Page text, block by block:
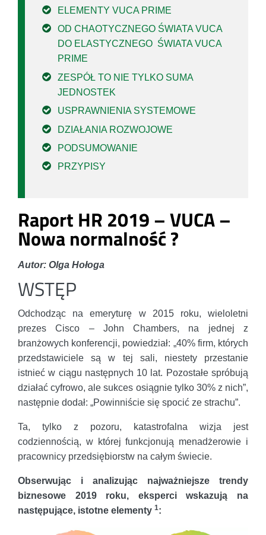
ELEMENTY VUCA PRIME
OD CHAOTYCZNEGO ŚWIATA VUCA
DO ELASTYCZNEGO ŚWIATA VUCA
PRIME
ZESPÓŁ TO NIE TYLKO SUMA
JEDNOSTEK
USPRAWNIENIA SYSTEMOWE
DZIAŁANIA ROZWOJOWE
PODSUMOWANIE
PRZYPISY
Raport HR 2019 – VUCA –
Nowa normalność ?
Autor: Olga Hołoga
WSTĘP
Odchodząc na emeryturę w 2015 roku, wieloletni
prezes Cisco – John Chambers, na jednej z
branżowych konferencji, powiedział: „40% firm, których
przedstawiciele są w tej sali, niestety przestanie
istnieć w ciągu następnych 10 lat. Pozostałe spróbują
działać cyfrowo, ale sukces osiągnie tylko 30% z nich”,
następnie dodał: „Powinniście się spocić ze strachu”.
Ta, tylko z pozoru, katastrofalna wizja jest
codziennością, w której funkcjonują menadżerowie i
pracownicy przedsiębiorstw na całym świecie.
Obserwując i analizując najważniejsze trendy
biznesowe 2019 roku, eksperci wskazują na
następujące, istotne elementy 1: